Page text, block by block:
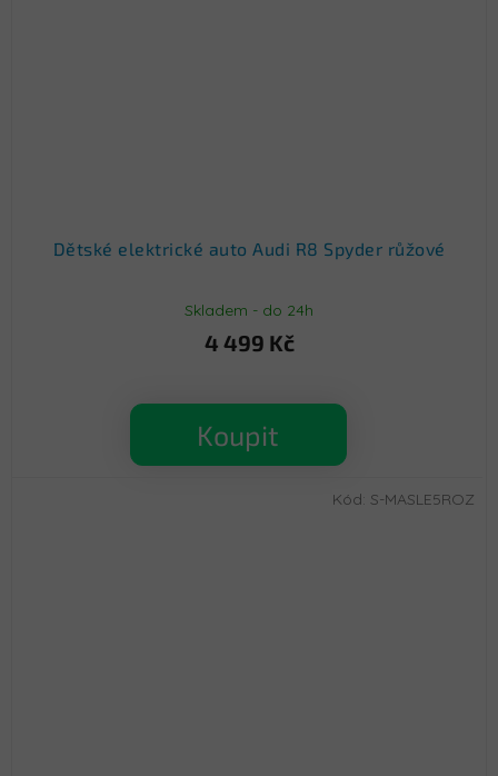
Dětské elektrické auto Audi R8 Spyder růžové
Skladem - do 24h
4 499 Kč
Koupit
Kód: S-MASLE5ROZ